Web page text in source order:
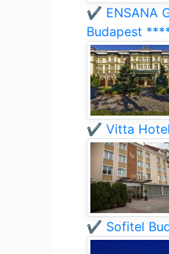
✔️ ENSANA
Budapest
✔️ Vitta Hotel
✔️ Sofitel